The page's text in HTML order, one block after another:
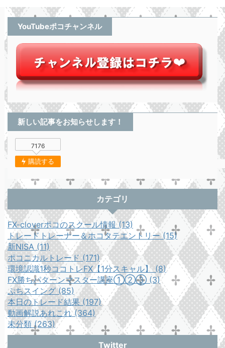
YouTubeポコチャンネル
新しい記事をお知らせします！
7176
購読する
カテゴリ
FX-cloverポコのスクール情報 (13)
トレードトレーナー＆ホコタテエントリー (15)
新NISA (11)
ポコニカルトレード (171)
環境認識1秒ココトレFX【1分スキャル】 (8)
FX勝ちパターンマスター講座①②③ (3)
ぷちスイング (85)
本日のトレード結果 (197)
動画解説あれこれ (364)
未分類 (263)
Twitter